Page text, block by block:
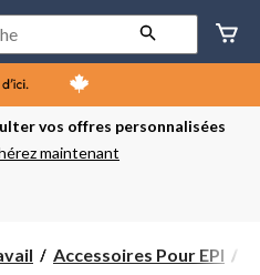
préféré
Toronto
Stockyards,
courament
Fermé,
S’ouvre
à
vos offres personnalisées
maintenant
Accessoires Pour EPI